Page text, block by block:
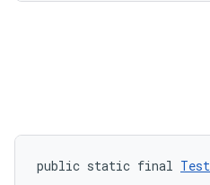
public static final